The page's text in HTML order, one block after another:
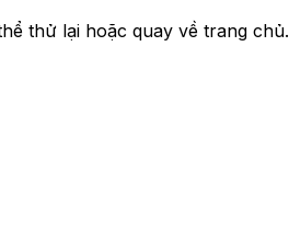
thử lại hoặc quay về trang chủ.